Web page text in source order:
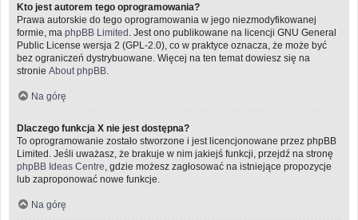
Kto jest autorem tego oprogramowania?
Prawa autorskie do tego oprogramowania w jego niezmodyfikowanej
formie, ma phpBB Limited . Jest ono publikowane na licencji GNU General
Public License wersja 2 (GPL-2.0), co w praktyce oznacza, że może być
bez ograniczeń dystrybuowane. Więcej na ten temat dowiesz się na
stronie About phpBB
Na górę
Dlaczego funkcja X nie jest dostępna?
To oprogramowanie zostało stworzone i jest licencjonowane przez phpBB
Limited. Jeśli uważasz, że brakuje w nim jakiejś funkcji, przejdź na stronę
phpBB Ideas Centre , gdzie możesz zagłosować na istniejące propozycje
lub zaproponować nowe funkcje.
Na górę